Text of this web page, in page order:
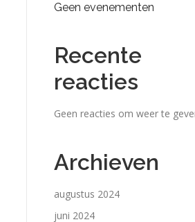
Geen evenementen
Recente
reacties
Geen reacties om weer te
Archieven
augustus 2024
juni 2024